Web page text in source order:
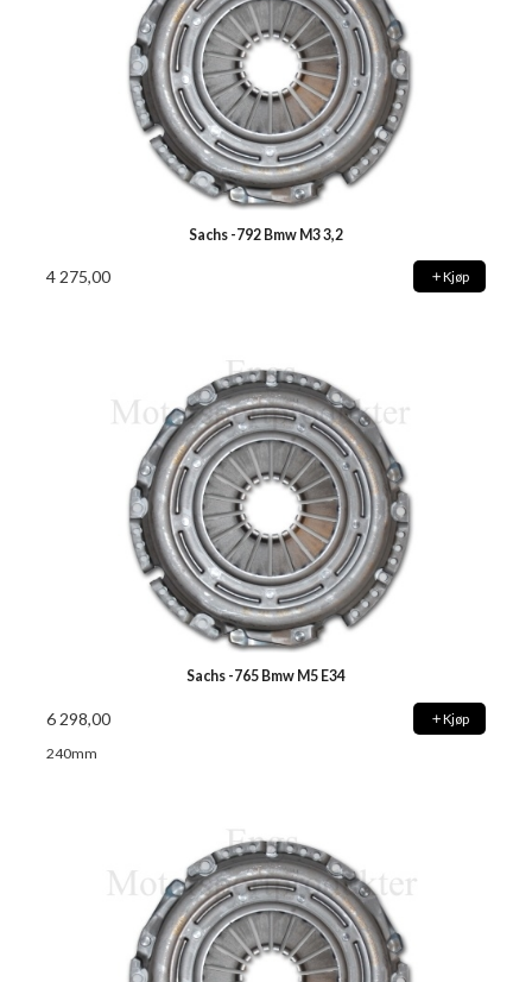
Sachs -792 Bmw M3 3,2
4 275,00 Kjøp
Sachs -765 Bmw M5 E34
6 298,00 Kjøp
240mm